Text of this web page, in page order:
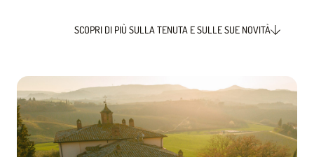
SCOPRI DI PIÙ SULLA TENUTA E SULLE SUE NOVITÀ